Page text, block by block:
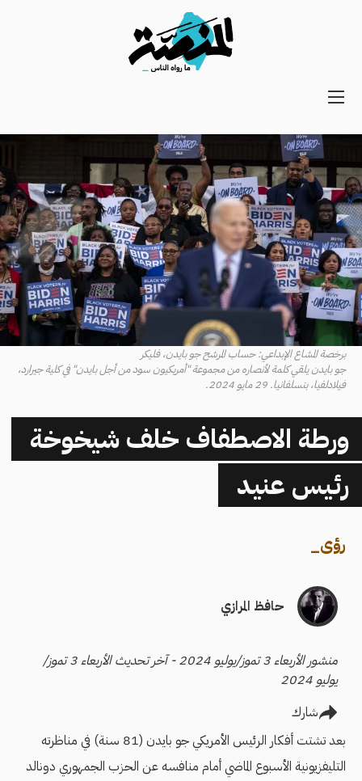
Main
Secondary
Navigation
برخصة المشاع الإبداعي: حساب المرشح جو بايدن، فليكر
جو بايدن يلقي كلمة لأنصاره من مجموعة "أمريكيون سود من أجل بايدن" في كلية جيرارد،
فيلادلفيا، بنسلفانيا. 29 مايو 2024.
ورطة الاصطفاف خلف شيخوخة
رئيس عنيد
رؤى_
حافظ المرازي
منشور الأربعاء 3 تموز/يوليو 2024 - آخر تحديث الأربعاء 3 تموز/
يوليو 2024
شارك
بعد تشتت أفكار الرئيس الأمريكي جو بايدن (81 سنة) في مناظرته
التليفزيونية الأسبوع الماضي أمام منافسه عن الحزب الجمهوري دونالد